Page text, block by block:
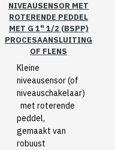
NIVEAUSENSOR MET
ROTERENDE PEDDEL
MET G 1" 1/2 (BSPP)
PROCESAANSLUITING
OF FLENS
Kleine
niveausensor (of
niveauschakelaar)
met roterende
peddel,
gemaakt van
robuust